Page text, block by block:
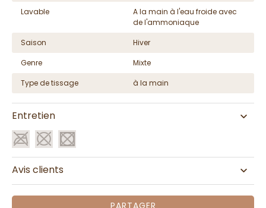
Lavable
A la main à l'eau froide avec
de l'ammoniaque
Saison
Hiver
Genre
Mixte
Type de tissage
à la main
Entretien
Avis clients
PARTAGER